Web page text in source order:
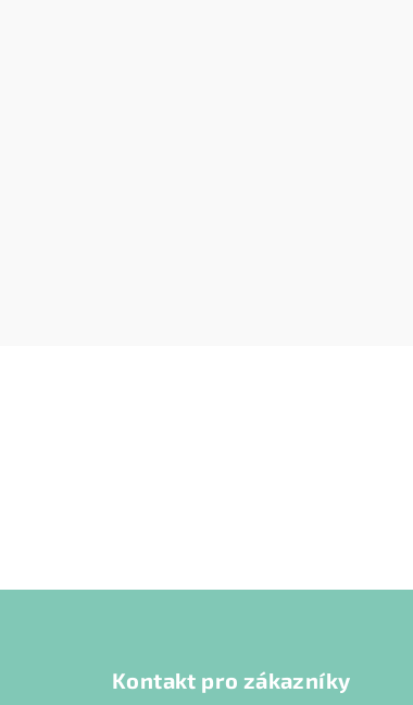
Kontakt pro zákazníky